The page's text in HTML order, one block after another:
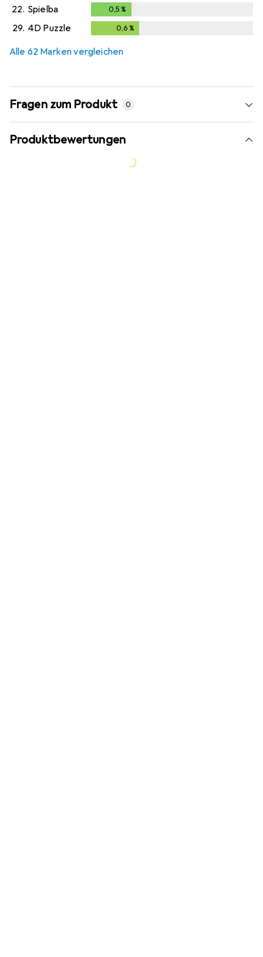
22. Spielba 0,5 %
29. 4D Puzzle 0,6 %
Alle 62 Marken vergleichen
Fragen zum Produkt 0
Produktbewertungen